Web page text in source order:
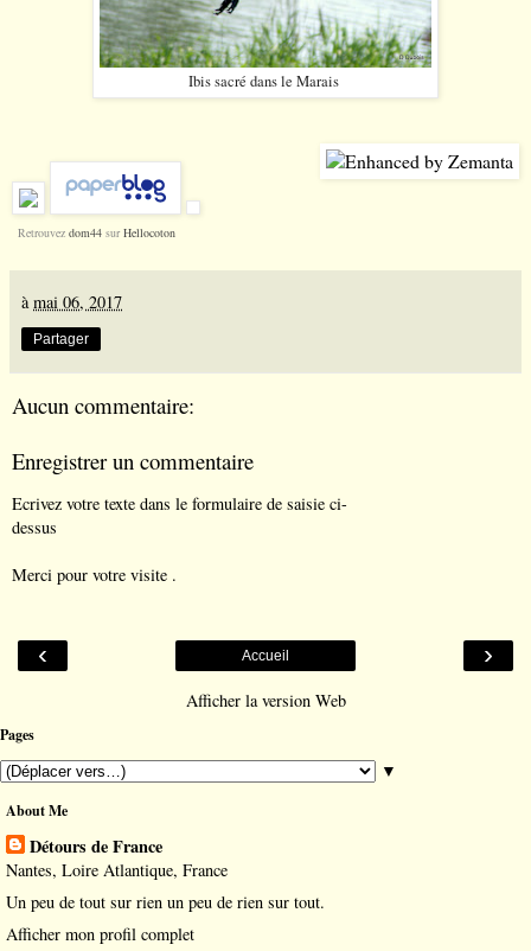
Ibis sacré dans le Marais
Retrouvez dom44 sur Hellocoton
àmai 06, 2017
Partager
Aucun commentaire:
Enregistrer un commentaire
Ecrivez votre texte dans le formulaire de saisie ci-
dessus
Merci pour votre visite .
‹ ›
Accueil
Afficher la version Web
Pages
▼
About Me
Détours de France
Nantes, Loire Atlantique, France
Un peu de tout sur rien un peu de rien sur tout.
Afficher mon profil complet